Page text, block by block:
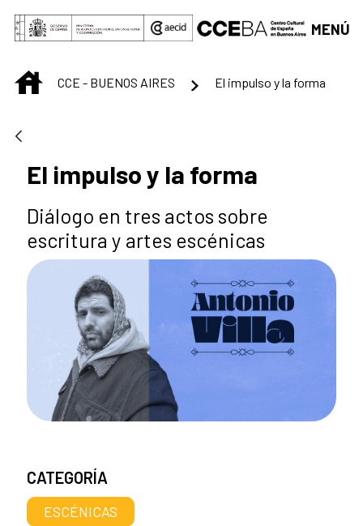
Saltar al contenido principal
MENÚ
INICIOCCE - BUENOS AIRES El impulso y la forma
El impulso y la forma
Diálogo en tres actos sobre
escritura y artes escénicas
CATEGORÍA
ESCÉNICAS